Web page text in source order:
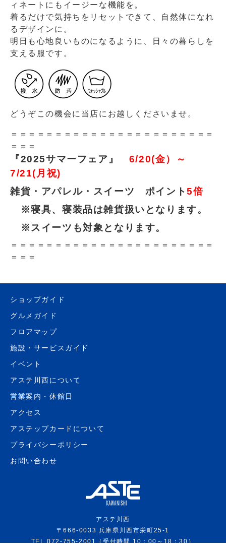
ィネートにもイージーな機能を。
着るだけで気持ちをリセットできて、自然体になれ
るデザインに。
明日も心地良いものになるように、日々の暮らしを
支える服です。
どうぞこの機会に当店にお越しくださいませ。
＝＝＝＝＝＝＝＝＝＝＝＝＝＝＝＝＝＝＝＝＝＝＝
＝＝＝
『2025サマーフェア』 6/20(金）～
7/21(月祝)
雑貨・アパレル・スイーツ ポイント5倍
※寝具、寝装品は雑貨扱いとなります。
※スイーツも対象となります。
＝＝＝＝＝＝＝＝＝＝＝＝＝＝＝＝＝＝＝＝＝＝＝
＝＝＝
ショップガイド
グルメガイド
フロアマップ
施設・サービスガイド
イベント
アステ川西について
営業案内・休館日
アクセス
アステップカードについて
プライバシーポリシー
お問い合わせ
アステ川西
〒666-0033 兵庫県川西市栄町25-1
TEL.072-755-2001（受付時間 10：00～18：30）